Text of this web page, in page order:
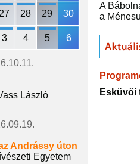
27 28 29 30
3 4 5 6
László
Andrássy úton
Egyetem
A
a
Esküvői